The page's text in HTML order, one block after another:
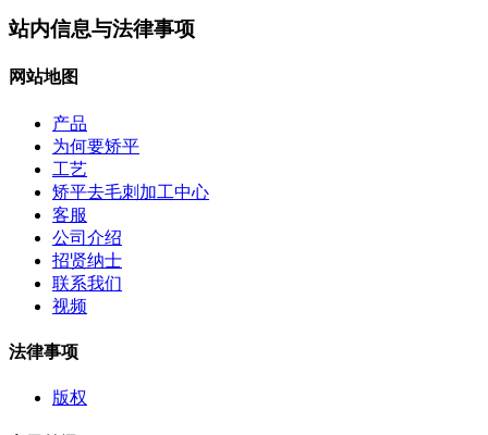
站内信息与法律事项
网站地图
产品
为何要矫平
工艺
矫平去毛刺加工中心
客服
公司介绍
招贤纳士
联系我们
视频
法律事项
版权